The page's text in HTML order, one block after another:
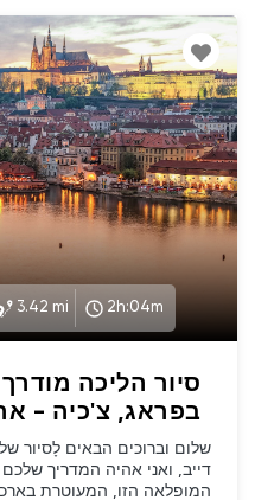
3.42 mi 2h:04m
סיור הליכה
בפראג, צ'כיה -
גותית, היסטוריה
דייב, ואני אהיה המדריך
המופלאה הזו, המעוטרת